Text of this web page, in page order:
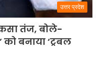
उत्तर प्रदेश
तंज, बोले-
बनाया ‘ट्रबल